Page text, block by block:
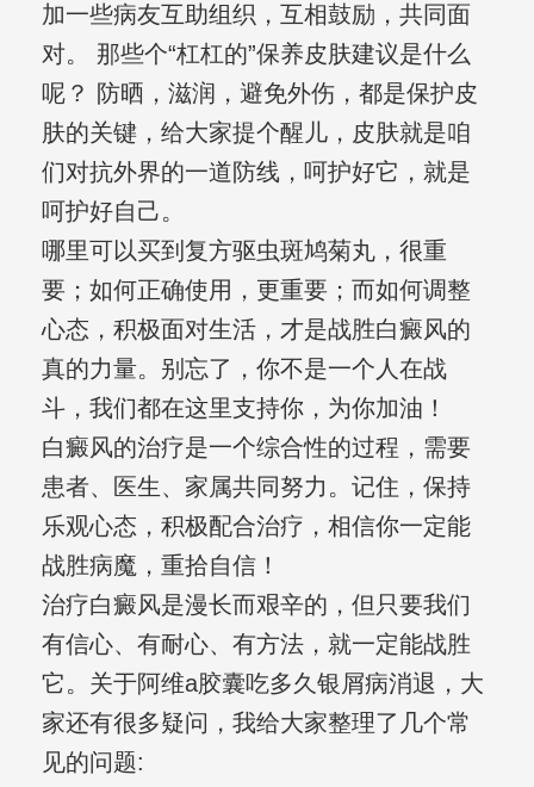
加一些病友互助组织，互相鼓励，共同面
对。 那些个“杠杠的”保养皮肤建议是什么
呢？ 防晒，滋润，避免外伤，都是保护皮
肤的关键，给大家提个醒儿，皮肤就是咱
们对抗外界的一道防线，呵护好它，就是
呵护好自己。
哪里可以买到复方驱虫斑鸠菊丸，很重
要；如何正确使用，更重要；而如何调整
心态，积极面对生活，才是战胜白癜风的
真的力量。别忘了，你不是一个人在战
斗，我们都在这里支持你，为你加油！
白癜风的治疗是一个综合性的过程，需要
患者、医生、家属共同努力。记住，保持
乐观心态，积极配合治疗，相信你一定能
战胜病魔，重拾自信！
治疗白癜风是漫长而艰辛的，但只要我们
有信心、有耐心、有方法，就一定能战胜
它。关于阿维a胶囊吃多久银屑病消退，大
家还有很多疑问，我给大家整理了几个常
见的问题: